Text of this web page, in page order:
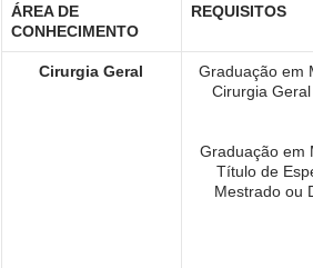
ÁREA DE
CONHECIMENTO
REQUISITOS
Cirurgia Geral Graduação em
Cirurgia Geral
Graduação em
Título de
Mestrado ou